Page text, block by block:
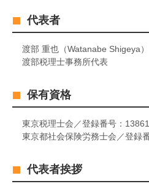
代表者
渡部 重也（Watanabe Shigeya）
渡部税理士事務所代表
保有資格
東京税理士会／登録番号：
東京都社会保険労務士会／登録
代表者挨拶